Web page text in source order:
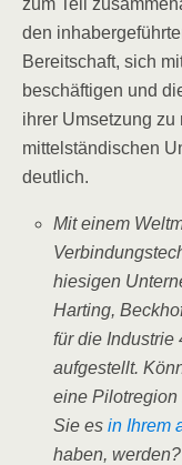
zum Teil
den
Bereitschaft, sich
beschäftigen und
ihrer Umsetzung
mittelständischen
deutlich.
Mit einem
hiesigen
Harting,
für die Industrie
aufgestellt.
eine Pilotregion
Sie esin Ihrem
haben, werden?